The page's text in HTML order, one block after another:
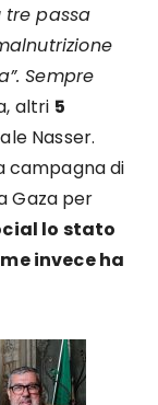
tre passa
Sempre
altri 5
Nasser.
campagna di
Gaza per
lo stato
invece ha